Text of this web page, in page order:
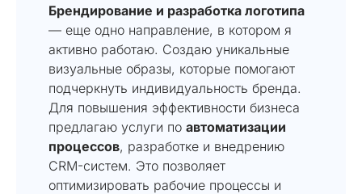
Брендирование и разработка логотипа
— еще одно направление, в котором я
активно работаю. Создаю уникальные
визуальные образы, которые помогают
подчеркнуть индивидуальность бренда.
Для повышения эффективности бизнеса
предлагаю услуги по автоматизации
процессов, разработке и внедрению
CRM-систем. Это позволяет
оптимизировать рабочие процессы и